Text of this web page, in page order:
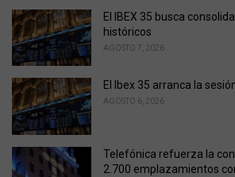
El IBEX 35 busca
históricos
AGOSTO 7, 2026
El Ibex 35 arranca la
AGOSTO 6, 2026
Telefónica refuerza la
2.700 emplazamientos